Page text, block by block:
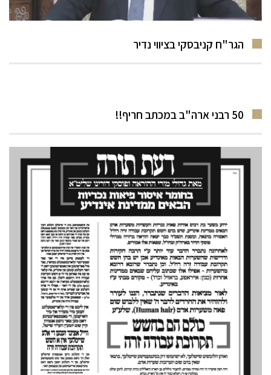
הגר"ח קניבסקי בציווי נדיר
50 רבני ארה"ב במכתב חריף!!